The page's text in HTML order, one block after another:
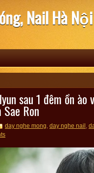
Nail Hà Nội
sau 1 đêm ồn
Ron
day nghe mong, day nghe nail ,